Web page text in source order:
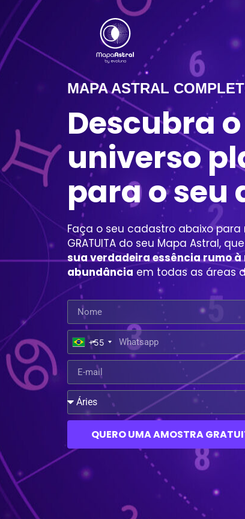
MAPA ASTRAL
Descubra
universo
para o seu
Faça o seu cadastro abaixo para
GRATUITA do seu Mapa Astral,
sua verdadeira essência rumo
abundância em todas as áreas
+55
QUERO UMA AMOSTRA